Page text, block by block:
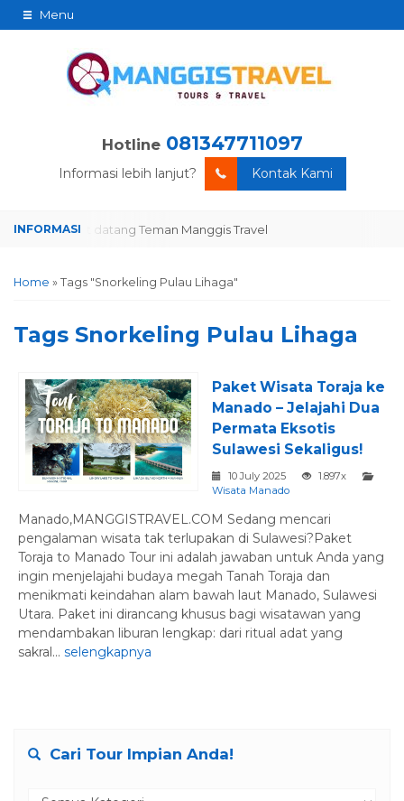
Menu
Hotline 081347711097
Informasi lebih lanjut? Kontak Kami
datang Teman Manggis Travel Selamat datang Teman
Home » Tags "Snorkeling Pulau Lihaga"
Tags Snorkeling Pulau Lihaga
Paket Wisata Toraja ke
Manado – Jelajahi Dua
Permata Eksotis
Sulawesi Sekaligus!
10 July 2025
1.897x
Wisata Manado
Manado,MANGGISTRAVEL.COM Sedang mencari
pengalaman wisata tak terlupakan di Sulawesi?Paket
Toraja to Manado Tour ini adalah jawaban untuk Anda yang
ingin menjelajahi budaya megah Tanah Toraja dan
menikmati keindahan alam bawah laut Manado, Sulawesi
Utara. Paket ini dirancang khusus bagi wisatawan yang
mendambakan liburan lengkap: dari ritual adat yang
sakral... selengkapnya
Cari Tour Impian Anda!